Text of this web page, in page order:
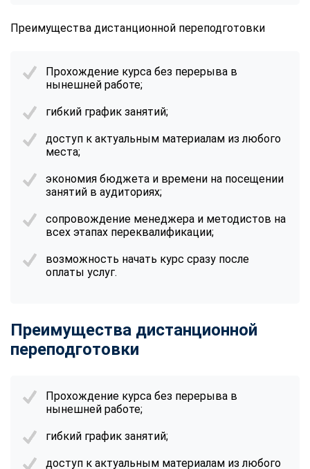
Преимущества дистанционной переподготовки
Прохождение курса без перерыва в
нынешней работе;
гибкий график занятий;
доступ к актуальным материалам из любого
места;
экономия бюджета и времени на посещении
занятий в аудиториях;
сопровождение менеджера и методистов на
всех этапах переквалификации;
возможность начать курс сразу после
оплаты услуг.
Преимущества дистанционной
переподготовки
Прохождение курса без перерыва в
нынешней работе;
гибкий график занятий;
доступ к актуальным материалам из любого